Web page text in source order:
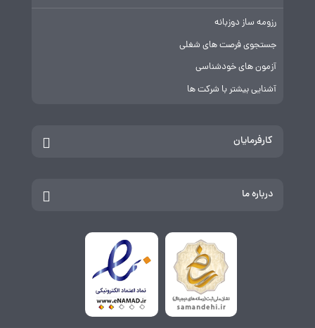
رزومه ساز دوزبانه
جستجوی فرصت های شغلی
آزمون های خودشناسی
آشنایی بیشتر با شرکت ها
کارفرمایان
درباره ما